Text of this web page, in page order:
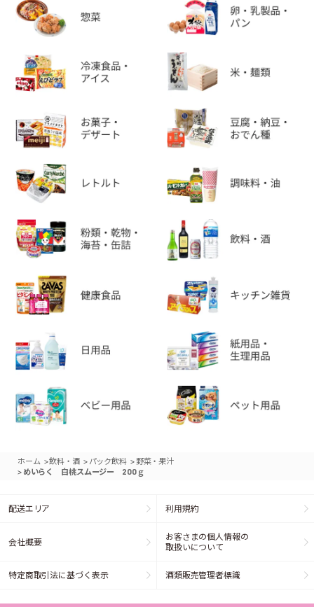
ホーム >飲料・酒 > パック飲料 > 野菜・果汁
> めいらく 白桃スムージー 200ｇ
配送エリア 利用規約
会社概要
お客さまの個人情報の
取扱いについて
特定商取引法に基づく表示 酒類販売管理者標識